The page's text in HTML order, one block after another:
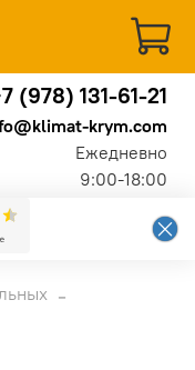
(978) 131-61-21
krym.com
Ежедневно
9:00-18:00